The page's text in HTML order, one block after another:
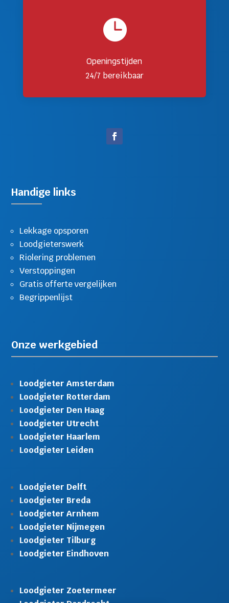

Openingstijden
24/7 bereikbaar
Handige links
Lekkage opsporen
Loodgieterswerk
Riolering problemen
Verstoppingen
Gratis offerte vergelijken
Begrippenlijst
Onze werkgebied
Loodgieter Amsterdam
Loodgieter Rotterdam
Loodgieter Den Haag
Loodgieter Utrecht
Loodgieter Haarlem
Loodgieter Leiden
Loodgieter Delft
Loodgieter Breda
Loodgieter Arnhem
Loodgieter Nijmegen
Loodgieter Tilburg
Loodgieter Eindhoven
Loodgieter Zoetermeer